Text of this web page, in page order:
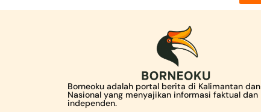
Borneoku adalah portal berita di Kalimantan dan
Nasional yang menyajikan informasi faktual dan
independen.